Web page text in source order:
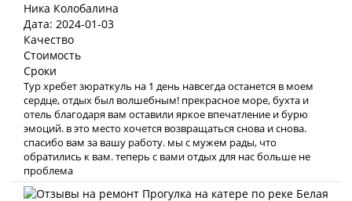
Ника Колобалина
Дата: 2024-01-03
Качество
Стоимость
Сроки
Тур хребет зюраткуль на 1 день навсегда останется в моем
сердце, отдых был волшебным! прекрасное море, бухта и
отель благодаря вам оставили яркое впечатление и бурю
эмоций. в это место хочется возвращаться снова и снова.
спасибо вам за вашу работу. мы с мужем рады, что
обратились к вам. теперь с вами отдых для нас больше не
проблема